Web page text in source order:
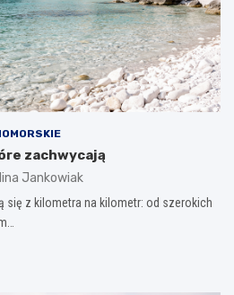
zachwycają
Jankowiak
się z kilometra na kilometr: od szerokich